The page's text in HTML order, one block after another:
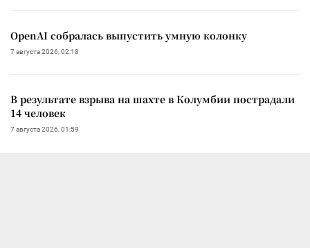
OpenAI собралась выпустить умную колонку
7 августа 2026, 02:18
В результате взрыва на шахте в Колумбии пострадали
14 человек
7 августа 2026, 01:59